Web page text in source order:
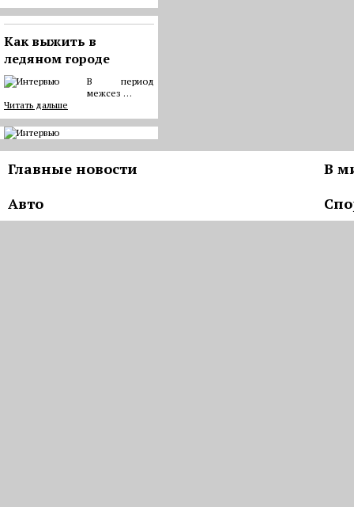
Как выжить в
ледяном городе
В период
межсез …
Читать дальше
Главные новости
В
Авто